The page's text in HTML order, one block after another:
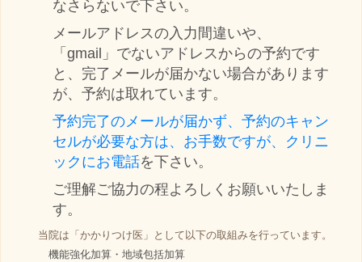
なさらないで下さい。
メールアドレスの入力間違いや、
「gmail」でないアドレスからの予約です
と、完了メールが届かない場合があります
が、予約は取れています。
予約完了のメールが届かず、予約のキャン
セルが必要な方は、お手数ですが、クリニ
ックにお電話を下さい。
ご理解ご協力の程よろしくお願いいたしま
す。
当院は「かかりつけ医」として以下の取組みを行っています。
機能強化加算・地域包括加算